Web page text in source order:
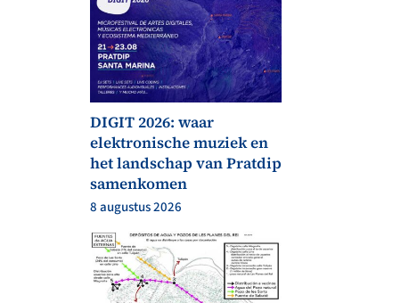
DIGIT 2026: waar
elektronische muziek en
het landschap van Pratdip
samenkomen
8 augustus 2026